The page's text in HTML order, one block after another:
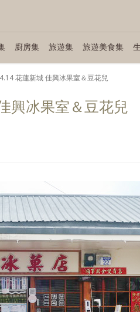
廚房集 旅遊集 旅遊美食集
花蓮新城 佳興冰果室＆豆花兒
興冰果室＆豆花兒